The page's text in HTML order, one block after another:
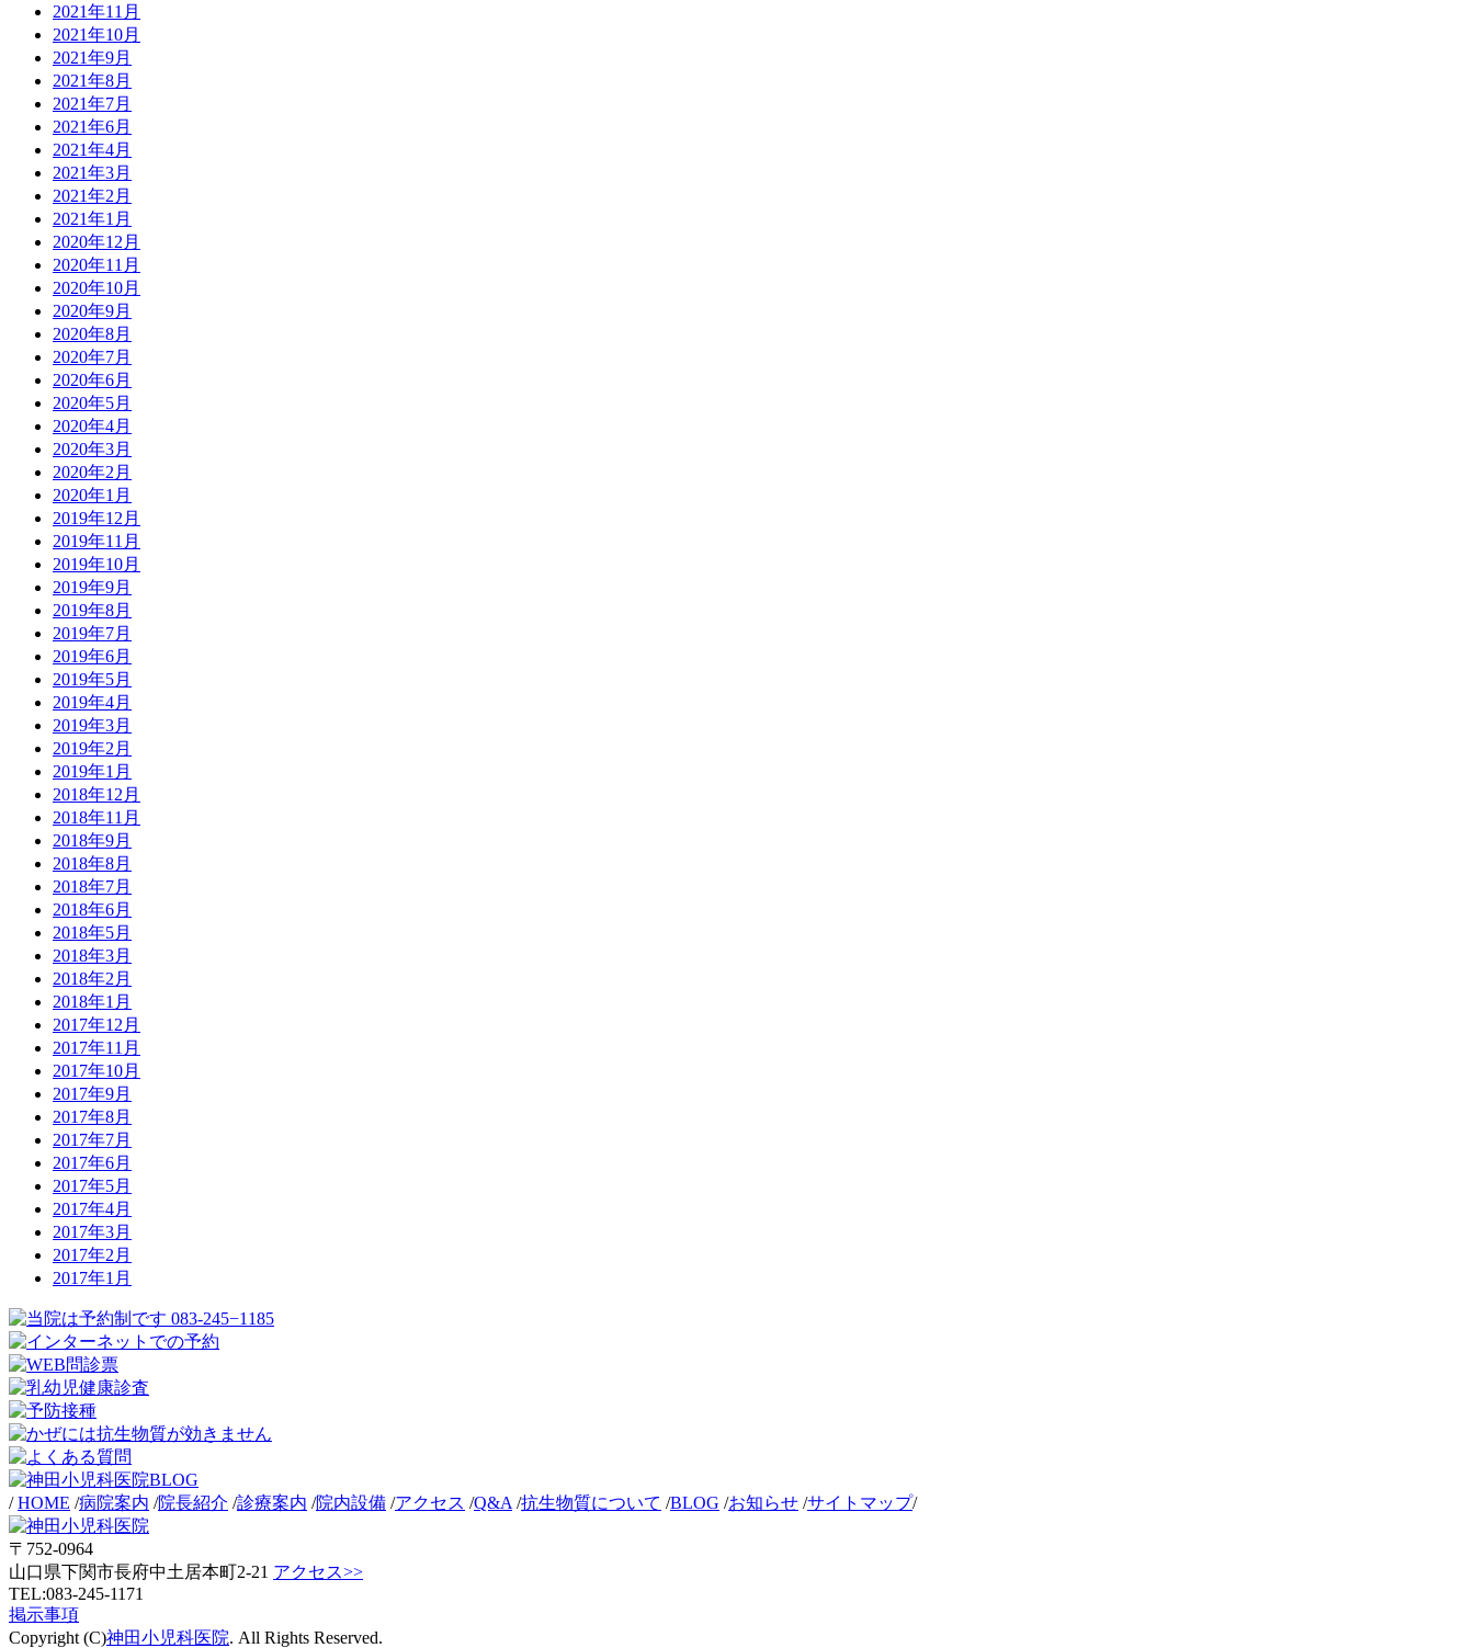
2021年11月
2021年10月
2021年9月
2021年8月
2021年7月
2021年6月
2021年4月
2021年3月
2021年2月
2021年1月
2020年12月
2020年11月
2020年10月
2020年9月
2020年8月
2020年7月
2020年6月
2020年5月
2020年4月
2020年3月
2020年2月
2020年1月
2019年12月
2019年11月
2019年10月
2019年9月
2019年8月
2019年7月
2019年6月
2019年5月
2019年4月
2019年3月
2019年2月
2019年1月
2018年12月
2018年11月
2018年9月
2018年8月
2018年7月
2018年6月
2018年5月
2018年3月
2018年2月
2018年1月
2017年12月
2017年11月
2017年10月
2017年9月
2017年8月
2017年7月
2017年6月
2017年5月
2017年4月
2017年3月
2017年2月
2017年1月
/HOME /病院案内 /院長紹介 /診療案内 /院内設備 /アクセス /Q&A /抗生物質について /BLOG /お知らせ /サイトマップ/
〒752-0964
山口県下関市長府中土居本町2-21 アクセス>>
TEL:083-245-1171
掲示事項
Copyright (C)神田小児科医院. All Rights Reserved.